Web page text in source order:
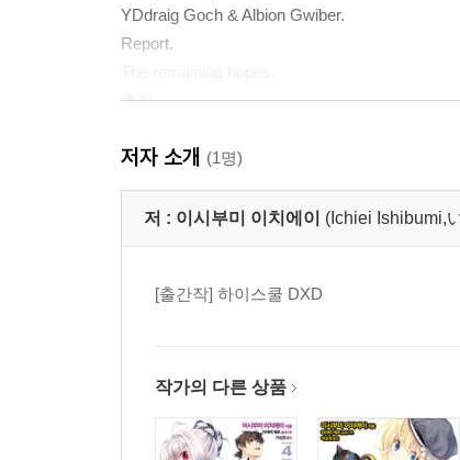
YDdraig Goch & Albion Gwiber.
Report.
후기
저자 소개 (1명)
저 : 이시부미 이치에이 (Ichiei Ishibumi,
[출간작] 하이스쿨 DXD
작가의 다른 상품